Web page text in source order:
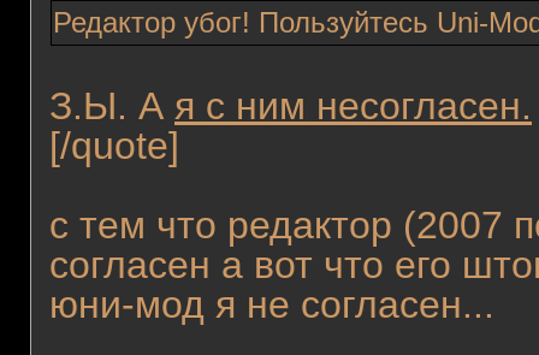
Редактор убог! Пользуйтесь Uni-
З.Ы. А я с ним несогласен.
[/quote]
с тем что редактор (2007
согласен а вот что его
юни-мод я не согласен...